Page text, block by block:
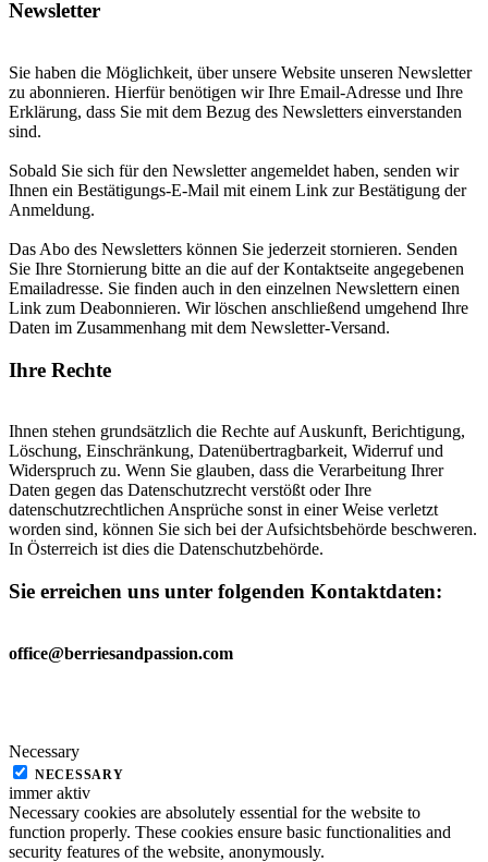
Newsletter
Sie haben die Möglichkeit, über unsere Website unseren Newsletter
zu abonnieren. Hierfür benötigen wir Ihre Email-Adresse und Ihre
Erklärung, dass Sie mit dem Bezug des Newsletters einverstanden
sind.
Sobald Sie sich für den Newsletter angemeldet haben, senden wir
Ihnen ein Bestätigungs-E-Mail mit einem Link zur Bestätigung der
Anmeldung.
Das Abo des Newsletters können Sie jederzeit stornieren. Senden
Sie Ihre Stornierung bitte an die auf der Kontaktseite angegebenen
Emailadresse. Sie finden auch in den einzelnen Newslettern einen
Link zum Deabonnieren. Wir löschen anschließend umgehend Ihre
Daten im Zusammenhang mit dem Newsletter-Versand.
Ihre Rechte
Ihnen stehen grundsätzlich die Rechte auf Auskunft, Berichtigung,
Löschung, Einschränkung, Datenübertragbarkeit, Widerruf und
Widerspruch zu. Wenn Sie glauben, dass die Verarbeitung Ihrer
Daten gegen das Datenschutzrecht verstößt oder Ihre
datenschutzrechtlichen Ansprüche sonst in einer Weise verletzt
worden sind, können Sie sich bei der Aufsichtsbehörde beschweren.
In Österreich ist dies die Datenschutzbehörde.
Sie erreichen uns unter folgenden Kontaktdaten:
office@berriesandpassion.com
Necessary
NECESSARY
immer aktiv
Necessary cookies are absolutely essential for the website to
function properly. These cookies ensure basic functionalities and
security features of the website, anonymously.